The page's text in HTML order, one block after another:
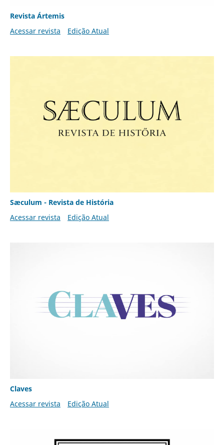
Revista Ártemis
Acessar revista
Edição Atual
Sæculum - Revista de História
Acessar revista
Edição Atual
Claves
Acessar revista
Edição Atual